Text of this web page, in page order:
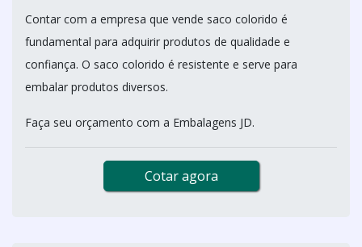
Contar com a empresa que vende saco colorido é
fundamental para adquirir produtos de qualidade e
confiança. O saco colorido é resistente e serve para
embalar produtos diversos.
Faça seu orçamento com a Embalagens JD.
Cotar agora